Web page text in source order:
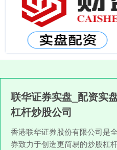
联华证券实盘_配资实
杠杆炒股公司
香港联华证券股份有限公司是
券致力于创造更简易的炒股杠